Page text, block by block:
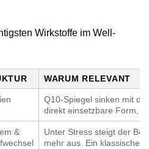
Wirkstoffe im Well-
WARUM RELEVANT
Q10-Spiegel sinken mit
direkt einsetzbare Form,
&
Unter Stress steigt der
mehr aus. Ein klassischer